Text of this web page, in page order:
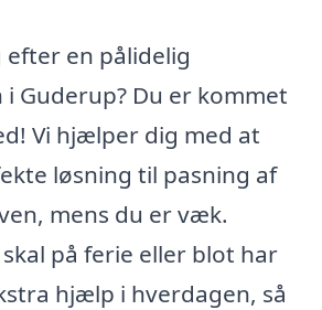
efter en pålidelig
Guderup? Du er kommet
Vi hjælper dig med at
løsning til pasning af
mens du er væk.
på ferie eller blot har
hjælp i hverdagen, så